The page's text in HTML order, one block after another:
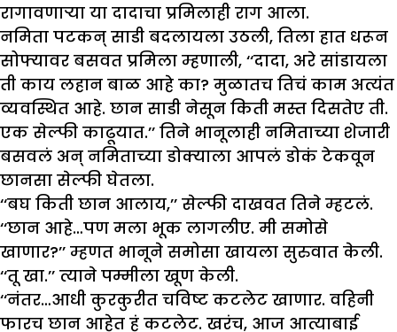
रागावणाऱ्या या दादाचा प्रमिलाही राग आला.
नमिता पटकन् साडी बदलायला उठली, तिला हात धरून
सोफ्यावर बसवत प्रमिला म्हणाली, ‘‘दादा, अरे सांडायला
ती काय लहान बाळ आहे का? मुळातच तिचं काम अत्यंत
व्यवस्थित आहे. छान साडी नेसून किती मस्त दिसतेए ती.
एक सेल्फी काढूयात.’’ तिने भानूलाही नमिताच्या शेजारी
बसवलं अन् नमिताच्या डोक्याला आपलं डोकं टेकवून
छानसा सेल्फी घेतला.
‘‘बघ किती छान आलाय,’’ सेल्फी दाखवत तिने म्हटलं.
‘‘छान आहे…पण मला भूक लागलीए. मी समोसे
खाणार?’’ म्हणत भानूने समोसा खायला सुरुवात केली.
‘‘तू खा.’’ त्याने पम्मीला खूण केली.
‘‘नंतर…आधी कुरकुरीत चविष्ट कटलेट खाणार. वहिनी
फारच छान आहेत हं कटलेट. खरंच, आज आत्याबाई